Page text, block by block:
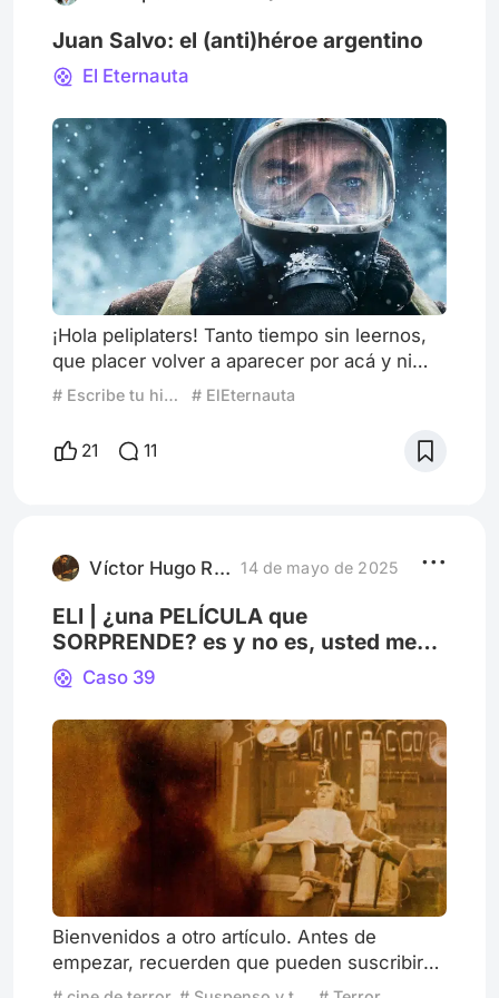
Juan Salvo: el (anti)héroe argentino
El Eternauta
¡Hola peliplaters! Tanto tiempo sin leernos,
que placer volver a aparecer por acá y ni
más ni menos que de la mano de la última
conmocionando al mundo entero. Si se
habla de superhéroes siempre se lo asocia
inmunes al paso del tiempo. Ahora bie
# Escribe tu historia: Superhéroes retirados # ElEternauta
21 11
Víctor Hugo Rotaheche 14 de mayo de 2025
ELI | ¿una PELÍCULA que
SORPRENDE? es y no es, usted me
entiende.
Caso 39
Bienvenidos a otro artículo. Antes de
empezar, recuerden que pueden suscribirse
a nuestro canal de Youtube, y enterarse de